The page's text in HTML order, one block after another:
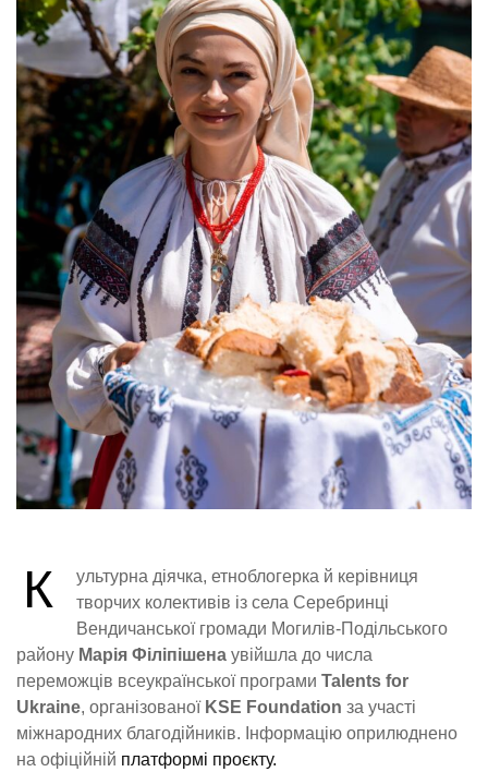
К
ультурна діячка, етноблогерка й керівниця
творчих колективів із села Серебринці
Вендичанської громади Могилів-Подільського
району Марія Філіпішена увійшла до числа
переможців всеукраїнської програми Talents for
Ukraine, організованої KSE Foundation за участі
міжнародних благодійників. Інформацію оприлюднено
на офіційній платформі проєкту.